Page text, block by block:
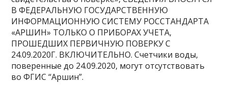
В ФЕДЕРАЛЬНУЮ ГОСУДАРСТВЕННУЮ
ИНФОРМАЦИОННУЮ СИСТЕМУ РОССТАНДАРТА
«АРШИН» ТОЛЬКО О ПРИБОРАХ УЧЕТА,
ПРОШЕДШИХ ПЕРВИЧНУЮ ПОВЕРКУ С
24.09.2020Г. ВКЛЮЧИТЕЛЬНО. Счетчики воды,
поверенные до 24.09.2020, могут отсутствовать
во ФГИС “Аршин”.